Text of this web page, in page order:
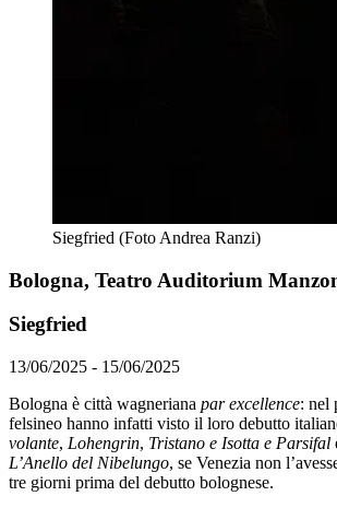
Siegfried (Foto Andrea Ranzi)
Bologna, Teatro Auditorium
Siegfried
13/06/2025 - 15/06/2025
Bologna è città wagneriana par excellence: nel
felsineo hanno infatti visto il loro debutto
volante, Lohengrin, Tristano e Isotta e Parsifal
L’Anello del Nibelungo, se Venezia non
tre giorni prima del debutto bolognese.